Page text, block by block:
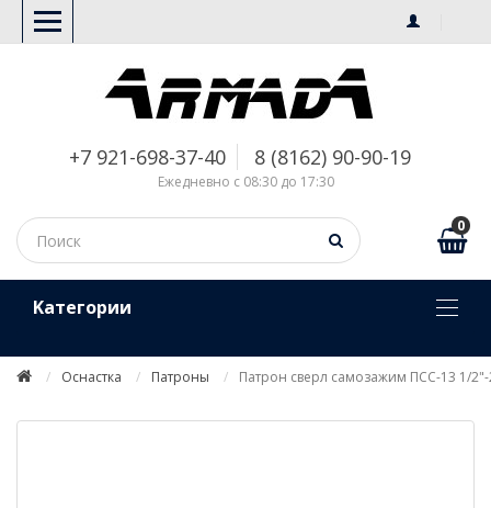
+7 921-698-37-40 8 (8162) 90-90-19
Ежедневно с 08:30 до 17:30
0
Kатегории
Оснастка Патроны Патрон сверл самозажим ПСС-13 1/2"-